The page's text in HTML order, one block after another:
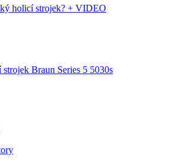
holicí strojek? + VIDEO
Braun Series 5 5030s